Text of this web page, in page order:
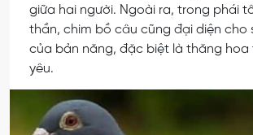
giữa hai người. Ngoài ra, trong phái
thần, chim bồ câu cũng đại diện cho
của bản năng, đặc biệt là thăng hoa
yêu.